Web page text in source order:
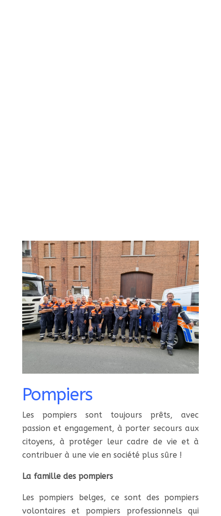
Pompiers
Les pompiers sont toujours prêts, avec
passion et engagement, à porter secours aux
citoyens, à protéger leur cadre de vie et à
contribuer à une vie en société plus sûre !
La famille des pompiers
Les pompiers belges, ce sont des pompiers
volontaires et pompiers professionnels qui